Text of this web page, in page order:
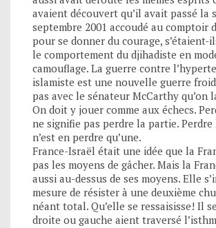
avaient découvert qu’il avait passé la
septembre 2001 accoudé au comptoir
pour se donner du courage, s’étaient-
le comportement du djihadiste en
camouflage. La guerre contre
islamiste est une nouvelle guerre
pas avec le sénateur McCarthy qu’on
On doit y jouer comme aux échecs.
ne signifie pas perdre la partie. Perdre
n’est en perdre qu’une.
France-Israël était une idée que la
pas les moyens de gâcher. Mais la
aussi au-dessus de ses moyens. Elle
mesure de résister à une deuxième
néant total. Qu’elle se ressaisisse! Il
droite ou gauche aient traversé